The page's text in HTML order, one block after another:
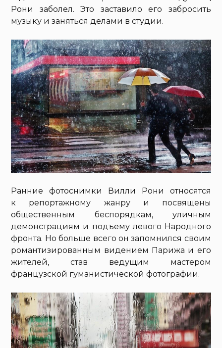
Рони заболел. Это заставило его забросить
музыку и заняться делами в студии.
Ранние фотоснимки Вилли Рони относятся
к репортажному жанру и посвящены
общественным беспорядкам, уличным
демонстрациям и подъему левого Народного
фронта. Но больше всего он запомнился своим
романтизированным видением Парижа и его
жителей, став ведущим мастером
французской гуманистической фотографии.